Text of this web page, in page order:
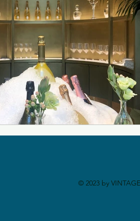
© 2023 by VINTAGE